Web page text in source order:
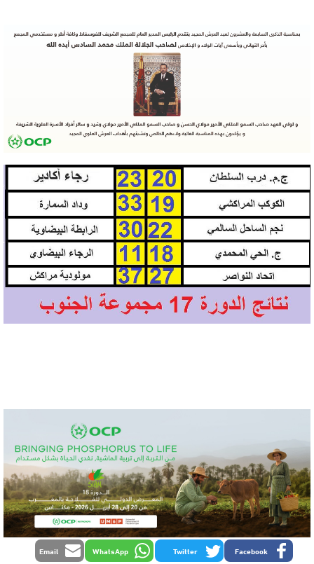
Facebook
Twitter
WhatsApp
Email